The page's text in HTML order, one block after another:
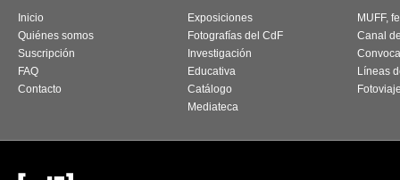
Inicio
Quiénes somos
Suscripción
FAQ
Contacto
Exposiciones
Fotografías del CdF
Investigación
Educativa
Catálogo
Mediateca
MUFF,
Canal
Líneas